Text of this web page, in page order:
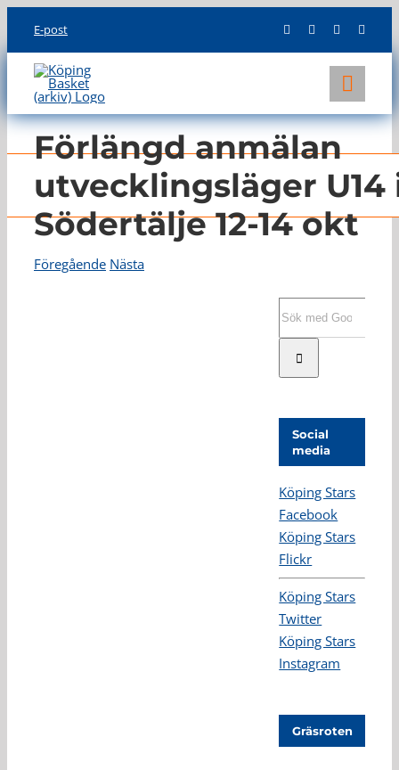
content
E-post
KLUBBEN
LAG
INFO
Förlängd anmälan
utvecklingsläger U14
Södertälje 12-14 okt
Föregående Nästa
Social
media
Köping Stars
Facebook
Köping Stars
Flickr
Köping Stars
Twitter
Köping Stars
Instagram
Gräsroten